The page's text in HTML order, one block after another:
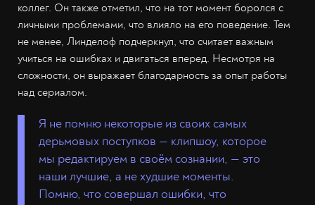
коллег. Он также отметил, что на тот момент боролся с
личными проблемами, что влияло на его поведение. Тем
не менее, Линделоф подчеркнул, что считает важным
учиться на ошибках и двигаться вперед. Несмотря на
сложности, он выражает благодарность за опыт работы
над сериалом.
Я не помню некоторые из своих самых
дерьмовых поступков — клипшоу, которое
мы редактируем в своём сознании, — это
наши лучшие, а не худшие моменты.
Помню, что совершал ошибки, что